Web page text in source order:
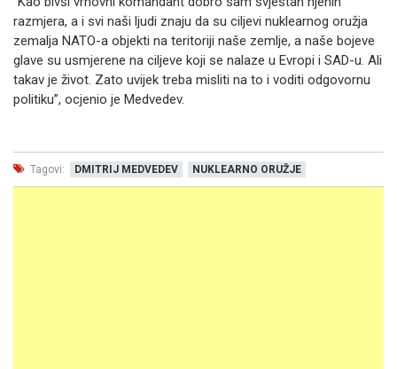
razmjera, a i svi naši ljudi znaju da su ciljevi nuklearnog oružja
zemalja NATO-a objekti na teritoriji naše zemlje, a naše bojeve
glave su usmjerene na ciljeve koji se nalaze u Evropi i SAD-u. Ali
takav je život. Zato uvijek treba misliti na to i voditi odgovornu
politiku”, ocjenio je Medvedev.
Tagovi: DMITRIJ MEDVEDEV NUKLEARNO ORUŽJE